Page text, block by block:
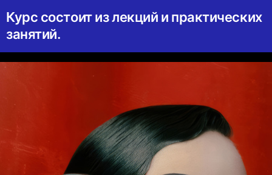
Курс состоит из лекций и практических
занятий.